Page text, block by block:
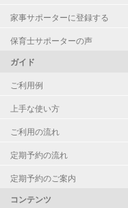
家事サポーターに登録する
保育士サポーターの声
ガイド
ご利用例
上手な使い方
ご利用の流れ
定期予約の流れ
定期予約のご案内
コンテンツ